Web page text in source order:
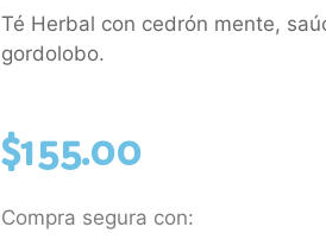
Té Herbal con cedrón mente,
gordolobo.
$155.00
Compra segura con: